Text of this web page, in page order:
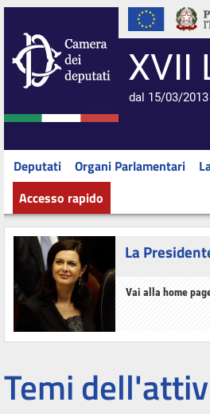
XVII
dal 15/03/
Deputati Organi Parlamentari
Accesso rapido
La
Vai alla home
Temi